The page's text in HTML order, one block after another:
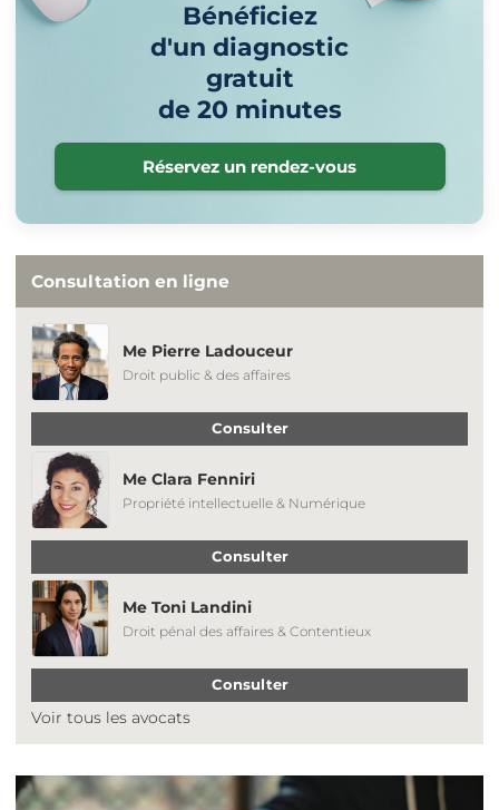
Bénéficiez
d'un diagnostic
gratuit
de 20 minutes
Réservez un rendez-vous
Consultation en ligne
Me Pierre Ladouceur
Droit public & des affaires
Consulter
Me Clara Fenniri
Propriété intellectuelle & Numérique
Consulter
Me Toni Landini
Droit pénal des affaires & Contentieux
Consulter
Voir tous les avocats